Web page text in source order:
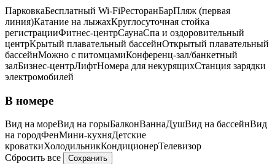
ПарковкаБесплатный Wi-FiРесторанБарПляж (первая
линия)Катание на лыжахКруглосуточная стойка
регистрацииФитнес-центрСаунаСпа и оздоровительный
центрКрытый плавательный бассейнОткрытый плавательный
бассейнМожно с питомцамиКонференц-зал/банкетный
залБизнес-центрЛифтНомера для некурящихCтанция зарядки
электромобилей
В номере
Вид на мореВид на горыБалконВаннаДушВид на бассейнВид
на городФенМини-кухняДетские
кроваткиХолодильникКондиционерТелевизор
Сбросить все
Сохранить